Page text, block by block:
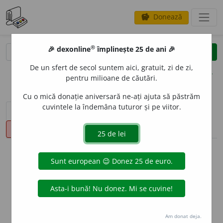
savings Donează
clear
opțiuni
sinteza definițiilor (1) definiții (29)
declinări
info
Aceste definiții sunt compilate de
echipa dexonline. Definițiile
originale se află pe filadefiniții.
Puteți reordona filele pe pagina de
🎉 dexonline® împlinește 25 de ani 🎉
De un sfert de secol suntem aici, gratuit, zi de zi,
pentru milioane de căutări.
Cu o mică donație aniversară ne-ați ajuta să păstrăm
cuvintele la îndemâna tuturor și pe viitor.
Am donat deja.